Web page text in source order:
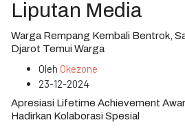
Liputan Media
Warga Rempang Kembali Bentrok,
Djarot Temui Warga
Oleh Okezone
23-12-2024
Apresiasi Lifetime Achievement
Hadirkan Kolaborasi Spesial